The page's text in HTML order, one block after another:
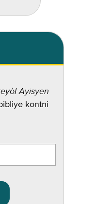
Ayisyen
kontni